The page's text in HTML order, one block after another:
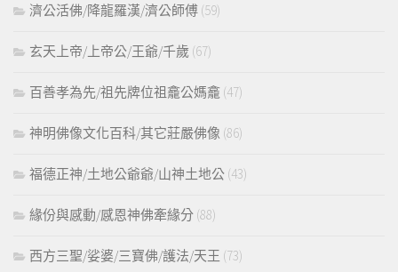
濟公活佛/降龍羅漢/濟公師傅 (59)
玄天上帝/上帝公/王爺/千歲 (67)
百善孝為先/祖先牌位祖龕公媽龕 (47)
神明佛像文化百科/其它莊嚴佛像 (86)
福德正神/土地公爺爺/山神土地公 (43)
緣份與感動/感恩神佛牽緣分 (88)
西方三聖/娑婆/三寶佛/護法/天王 (73)